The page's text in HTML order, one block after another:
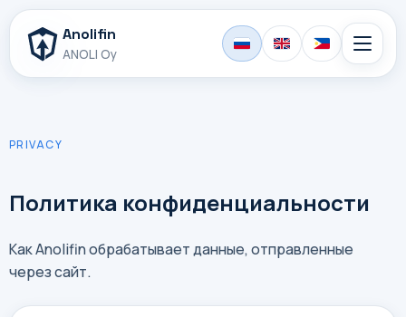
Anolifin
ANOLI Oy
PRIVACY
Политика конфиденциальности
Как Anolifin обрабатывает данные, отправленные
через сайт.